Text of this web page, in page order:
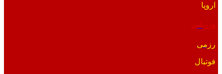
اروپا
ورزشی
رزمی
فوتبال